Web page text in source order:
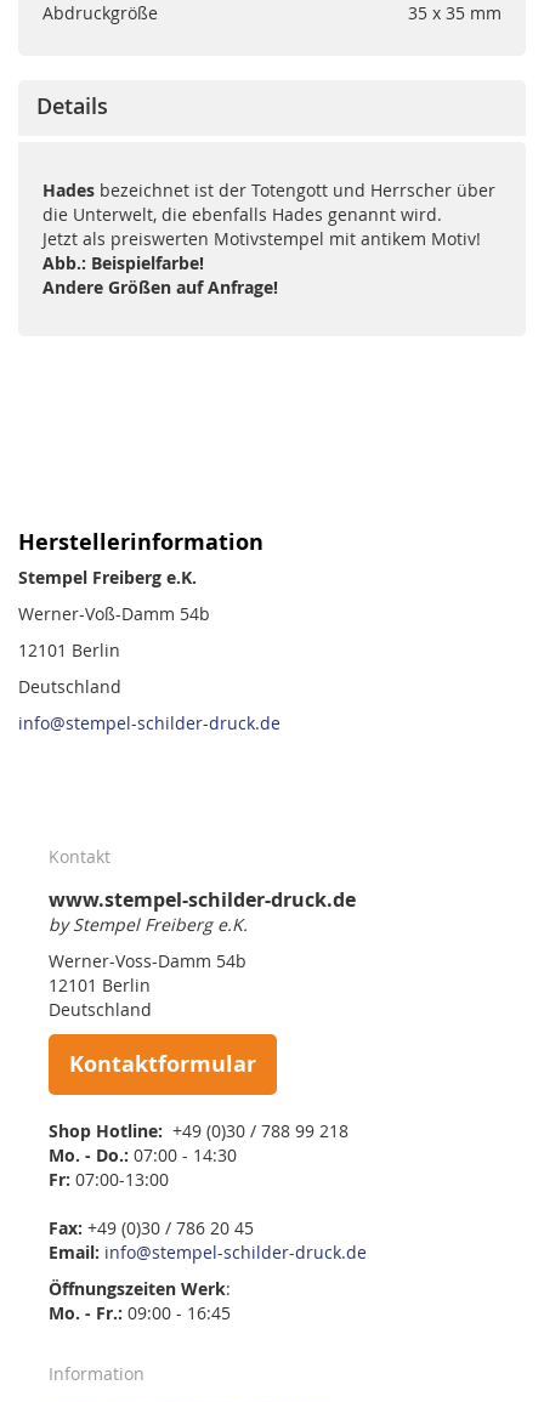
Abdruckgröße
35 x 35 mm
Details
Hades bezeichnet ist der Totengott und Herrscher über
die Unterwelt, die ebenfalls Hades genannt wird.
Jetzt als preiswerten Motivstempel mit antikem Motiv!
Abb.: Beispielfarbe!
Andere Größen auf Anfrage!
Herstellerinformation
Stempel Freiberg e.K.
Werner-Voß-Damm 54b
12101 Berlin
Deutschland
info@stempel-schilder-druck.de
Kontakt
www.stempel-schilder-druck.de
by Stempel Freiberg e.K.
Werner-Voss-Damm 54b
12101 Berlin
Deutschland
Kontaktformular
Shop Hotline: +49 (0)30 / 788 99 218
Mo. - Do.: 07:00 - 14:30
Fr: 07:00-13:00
Fax: +49 (0)30 / 786 20 45
Email: info@stempel-schilder-druck.de
Öffnungszeiten Werk:
Mo. - Fr.: 09:00 - 16:45
Information